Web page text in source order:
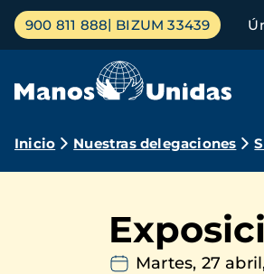
Pasar
contenido
Menú
principal
900 811 888 BIZUM 33439
Ruta
navegación
Inicio Nuestras delegaciones
Martes, 27